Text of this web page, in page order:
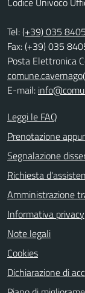
Tel:(+39) 035
Fax: (+39) 035
Posta Elettronica
E-mail:
Leggi le FAQ
Prenotazione
Segnalazione
Richiesta
Amministrazione
Informativa privacy
Note legali
Cookies
Dichiarazione di